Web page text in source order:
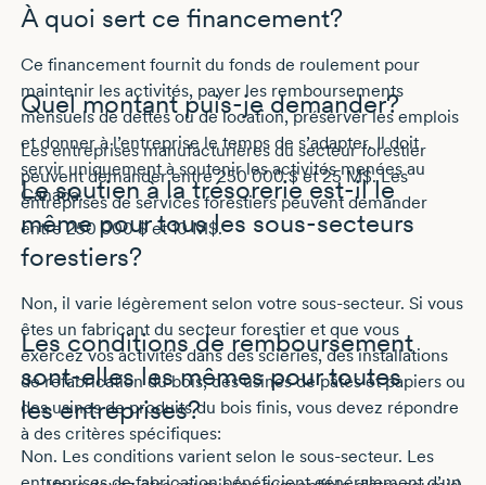
À quoi sert ce financement?
Ce financement fournit du fonds de roulement pour
maintenir les activités, payer les remboursements
mensuels de dettes ou de location, préserver les emplois
et donner à l’entreprise le temps de s’adapter. Il doit
servir uniquement à soutenir les activités menées au
Canada.
Quel montantpuis-jedemander?
Les entreprises manufacturières du secteur forestier
peuvent demander entre250 000 $ et 25 M$. Les
entreprises de services forestiers peuvent demander
entre250 000 $ et 10 M$.
Le soutien à la trésorerieest-ille
même pour tous les sous-secteurs
forestiers?
Non, il varie légèrement selon votre sous-secteur. Si vous
êtes un fabricant du secteur forestier et que vous
exercez vos activités dans des scieries, des installations
de refabrication du bois, des usines de pâtes et papiers ou
des usines de produits du bois finis, vous devez répondre
à des critères spécifiques:
Les conditions de remboursement
sont-ellesles mêmes pour toutes
les entreprises?
Non. Les conditions varient selon le sous-secteur. Les